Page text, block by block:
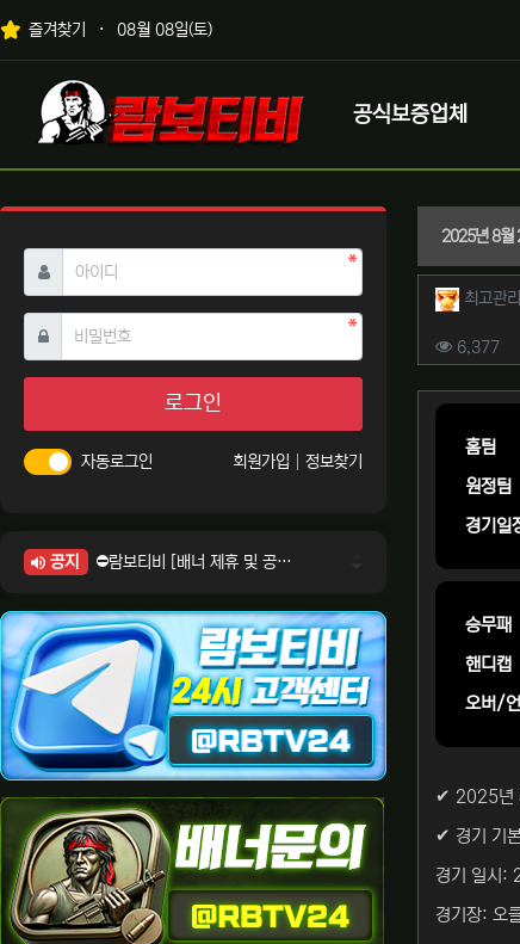
상단 네비
즐겨찾기 08월 08일(토)
메인 메뉴
로고
공식보증업체
2025년 8월
작성자
최고관
컨텐츠
6,377조회
본문
홈팀
원정팀
경기일
승무패
핸디캡
오버/
✔ 2025년
✔ 경기 기
경기 일시:
경기장: 오
아이디 필수
비밀번호필수
로그인
자동로그인 회원가입 정보찾기
공지
⛔람보티비 [배너 제휴 및 공식 입점 문의 안내]
⛔람보티비 [정회원 등급UP! 안내사항]
⛔람보티비 [채팅방 이용시 주의사항]
⛔람보티비 [공식보증업체 안내]